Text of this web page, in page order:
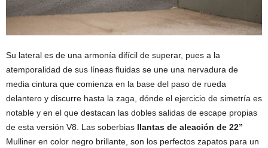
Su lateral es de una armonía difícil de superar, pues a la
atemporalidad de sus líneas fluidas se une una nervadura de
media cintura que comienza en la base del paso de rueda
delantero y discurre hasta la zaga, dónde el ejercicio de simetría es
notable y en el que destacan las dobles salidas de escape propias
de esta versión V8. Las soberbias llantas de aleación de 22”
Mulliner en color negro brillante, son los perfectos zapatos para un